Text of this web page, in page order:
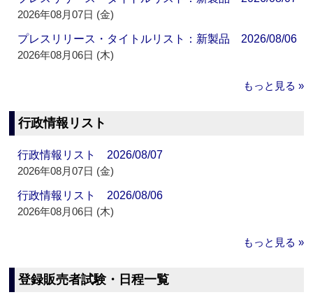
2026年08月07日 (金)
プレスリリース・タイトルリスト：新製品 2026/08/06
2026年08月06日 (木)
もっと見る »
行政情報リスト
行政情報リスト 2026/08/07
2026年08月07日 (金)
行政情報リスト 2026/08/06
2026年08月06日 (木)
もっと見る »
登録販売者試験・日程一覧